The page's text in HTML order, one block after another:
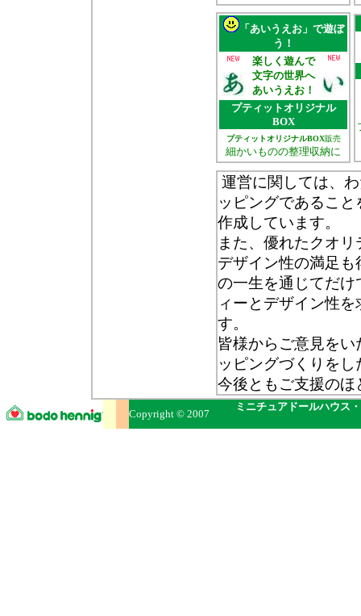
「あいうえお」で遊ぼ
う！
楽しく遊んで
文字の世界へ
あいうえお！
プティットオリジナル
BOX
プティットオリジナルBOX販売
細かいものの整理収納に
運営に関しては、
ッピングであるこ
作成しています。
また、優れたクオ
デザイン性の満足
の一生を通じてだ
ィーとデザイン性
す。
皆様からご意見を
ッピングづくりを
今後ともご支援の
Copyright © 2007
ミニチュアドールハウス